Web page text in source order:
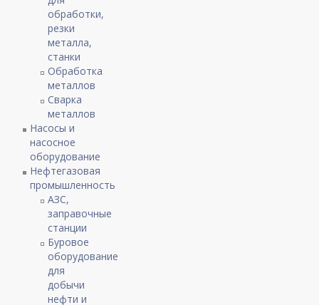
обработки,
резки
металла,
станки
Обработка
металлов
Сварка
металлов
Насосы и
насосное
оборудование
Нефтегазовая
промышленность
АЗС,
заправочные
станции
Буровое
оборудование
для
добычи
нефти и